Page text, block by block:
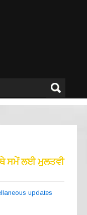
ਸਮੇਂ ਲਈ ਮੁਲਤਵੀ
updates